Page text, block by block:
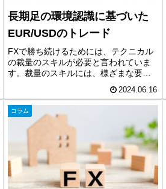
長期足の環境認識に基づいた
EUR/USDのトレード
FXで勝ち続けるためには、テクニカル
の裁量のスキルが必要と言われていま
す。裁量のスキルには、様ざまな要素
がありますが、環境認識やライントレ
ードは重要な要素です。今回は、４時
間足の環境認識、ライントレードなど
のテクニカル要素とファンダメンタル...
2024.06.16
コラム